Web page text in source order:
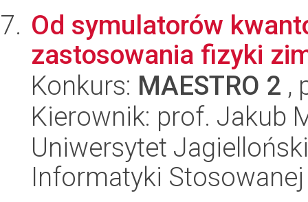
Od symulatorów
zastosowania fizyki
Konkurs: MAESTRO 2 ,
Kierownik: prof. Jakub
Uniwersytet
Informatyki Stosowanej